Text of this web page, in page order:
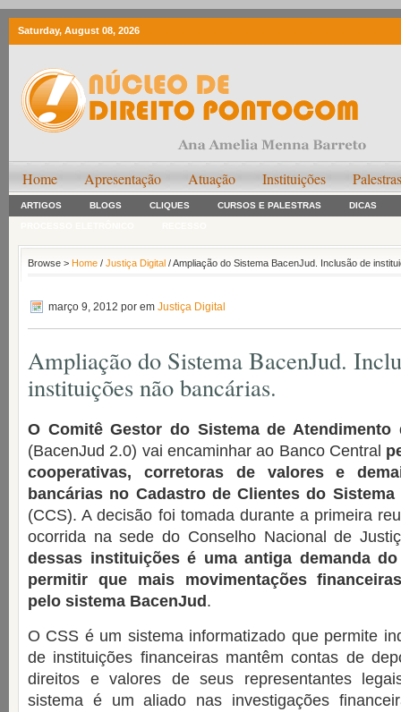
Saturday, August 08, 2026
Home Apresentação Atuação Instituições Palestras
ARTIGOS BLOGS CLIQUES CURSOS E PALESTRAS DICAS
Browse > Home / Justiça Digital / Ampliação do Sistema BacenJud. Inclusão de
março 9, 2012 por em Justiça Digital
Ampliação do Sistema BacenJud.
instituições não bancárias.
O Comitê Gestor do Sistema de
(BacenJud 2.0) vai encaminhar ao Banco Central
cooperativas, corretoras de valores e
bancárias no Cadastro de Clientes do
(CCS). A decisão foi tomada durante a primeira
ocorrida na sede do Conselho Nacional de
dessas instituições é uma antiga demanda
permitir que mais movimentações
pelo sistema BacenJud .
O CSS é um sistema informatizado que permite
de instituições financeiras mantêm contas de
direitos e valores de seus representantes
sistema é um aliado nas investigações